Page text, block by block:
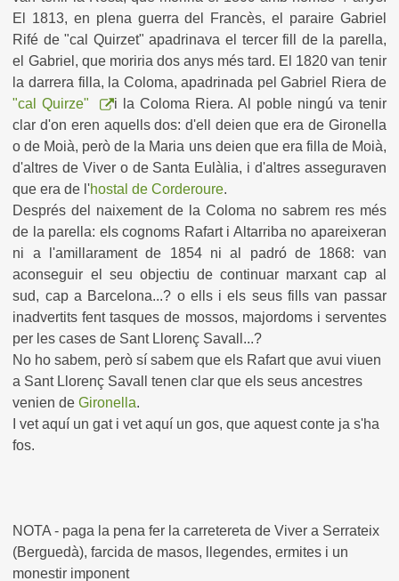
El 1813, en plena guerra del Francès, el paraire Gabriel
Rifé de "cal Quirzet" apadrinava el tercer fill de la parella,
el Gabriel, que moriria dos anys més tard. El 1820 van tenir
la darrera filla, la Coloma, apadrinada pel Gabriel Riera de
"cal Quirze"
i la Coloma Riera. Al poble ningú va tenir
clar d'on eren aquells dos: d'ell deien que era de Gironella
o de Moià, però de la Maria uns deien que era filla de Moià,
d'altres de Viver o de Santa Eulàlia, i d'altres asseguraven
que era de l'hostal de Corderoure.
Després del naixement de la Coloma no sabrem res més
de la parella: els cognoms Rafart i Altarriba no apareixeran
ni a l'amillarament de 1854 ni al padró de 1868: van
aconseguir el seu objectiu de continuar marxant cap al
sud, cap a Barcelona...? o ells i els seus fills van passar
inadvertits fent tasques de mossos, majordoms i serventes
per les cases de Sant Llorenç Savall...?
No ho sabem, però sí sabem que els Rafart que avui viuen
a Sant Llorenç Savall tenen clar que els seus ancestres
venien deGironella.
I vet aquí un gat i vet aquí un gos, que aquest conte ja s'ha
fos.
NOTA - paga la pena fer la carretereta de Viver a Serrateix
(Berguedà), farcida de masos, llegendes, ermites i un
monestir imponent